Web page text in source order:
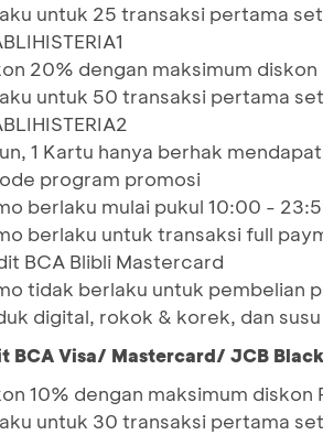
untuk 25 transaksi pertama
20% dengan maksimum
untuk 50 transaksi pertama
1 Kartu hanya berhak
program promosi
berlaku mulai pukul 10:00 -
berlaku untuk transaksi full
BCA Blibli Mastercard
tidak berlaku untuk pembelian
digital, rokok & korek, dan
BCA Visa/ Mastercard/ JCB
10% dengan maksimum diskon
untuk 30 transaksi pertama